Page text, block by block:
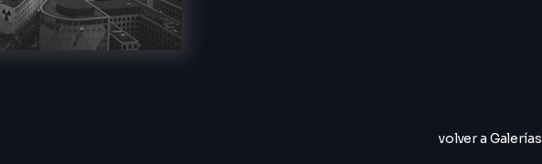
volvera Galerías